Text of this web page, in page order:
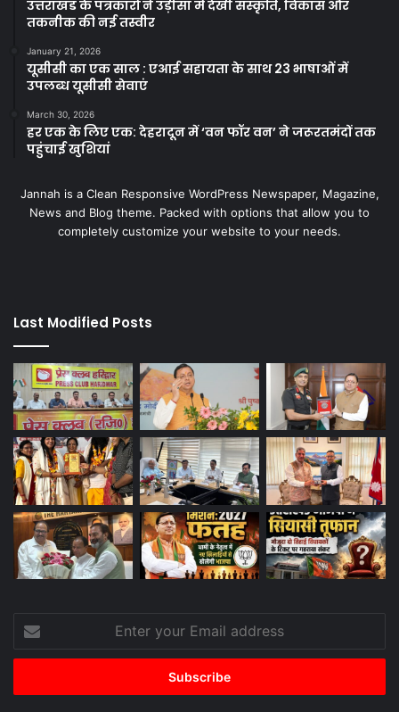
उत्तराखंड के पत्रकारों ने उड़ीसा में देखी संस्कृति, विकास और
तकनीक की नई तस्वीर
January 21, 2026
यूसीसी का एक साल : एआई सहायता के साथ 23 भाषाओं में
उपलब्ध यूसीसी सेवाएं
March 30, 2026
हर एक के लिए एक: देहरादून में ‘वन फॉर वन’ ने जरूरतमंदों तक
पहुंचाई खुशियां
Jannah is a Clean Responsive WordPress Newspaper, Magazine,
News and Blog theme. Packed with options that allow you to
completely customize your website to your needs.
Last Modified Posts
your
Email